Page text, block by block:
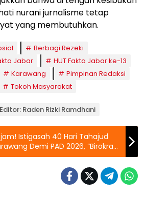
nurani jurnalisme tetap
yang membutuhkan.
Berbagi Rezeki
Jabar
HUT Fakta Jabar ke-13
Karawang
Pimpinan Redaksi
Tokoh Masyarakat
Editor: Raden Rizki Ramdhani
Istigasah 40 Hari Tahajud
Demi PAD 2026, “Birokrasi